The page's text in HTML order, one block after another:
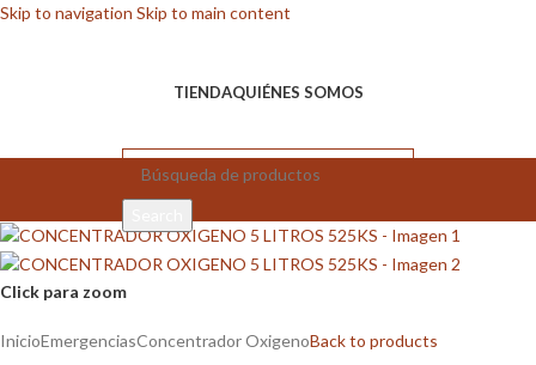
Skip to navigation Skip to main content
TIENDAQUIÉNES SOMOS
Click para zoom
InicioEmergenciasConcentrador OxigenoBack to products